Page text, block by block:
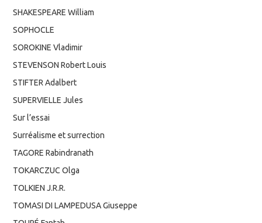
SHAKESPEARE William
SOPHOCLE
SOROKINE Vladimir
STEVENSON Robert Louis
STIFTER Adalbert
SUPERVIELLE Jules
Sur l’essai
Surréalisme et surrection
TAGORE Rabindranath
TOKARCZUC Olga
TOLKIEN J.R.R.
TOMASI DI LAMPEDUSA Giuseppe